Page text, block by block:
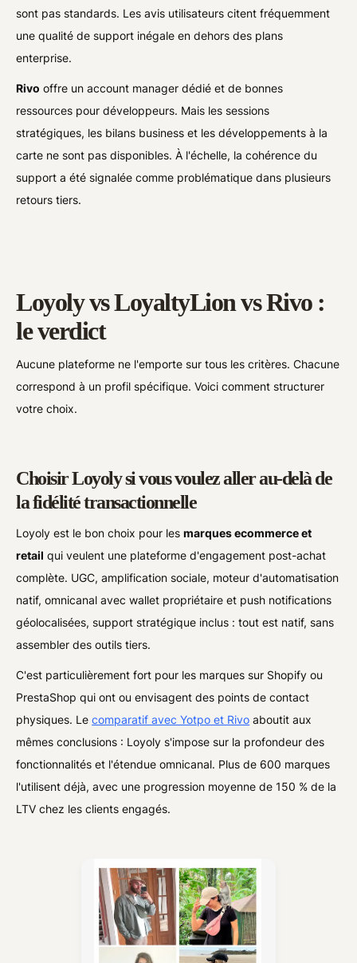
sont pas standards. Les avis utilisateurs citent fréquemment
une qualité de support inégale en dehors des plans
enterprise.
Rivo offre un account manager dédié et de bonnes
ressources pour développeurs. Mais les sessions
stratégiques, les bilans business et les développements à la
carte ne sont pas disponibles. À l'échelle, la cohérence du
support a été signalée comme problématique dans plusieurs
retours tiers.
Loyoly vs LoyaltyLion vs Rivo :
le verdict
Aucune plateforme ne l'emporte sur tous les critères. Chacune
correspond à un profil spécifique. Voici comment structurer
votre choix.
Choisir Loyoly si vous voulez aller au-delà de
la fidélité transactionnelle
Loyoly est le bon choix pour lesmarques ecommerce et
retail qui veulent une plateforme d'engagement post-achat
complète. UGC, amplification sociale, moteur d'automatisation
natif, omnicanal avec wallet propriétaire et push notifications
géolocalisées, support stratégique inclus : tout est natif, sans
assembler des outils tiers.
C'est particulièrement fort pour les marques sur Shopify ou
PrestaShop qui ont ou envisagent des points de contact
physiques. Lecomparatif avec Yotpo et Rivo aboutit aux
mêmes conclusions : Loyoly s'impose sur la profondeur des
fonctionnalités et l'étendue omnicanal. Plus de 600 marques
l'utilisent déjà, avec une progression moyenne de 150 % de la
LTV chez les clients engagés.